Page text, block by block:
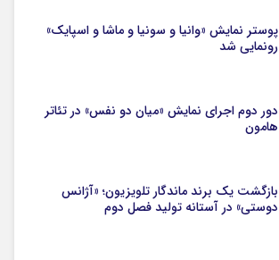
پوستر نمایش «وانیا و سونیا و ماشا و اسپایک»
رونمایی شد
دور دوم اجرای نمایش «میان دو نفس» در تئاتر
هامون
بازگشت یک برند ماندگار تلویزیون؛ «آژانس
دوستی» در آستانه تولید فصل دوم